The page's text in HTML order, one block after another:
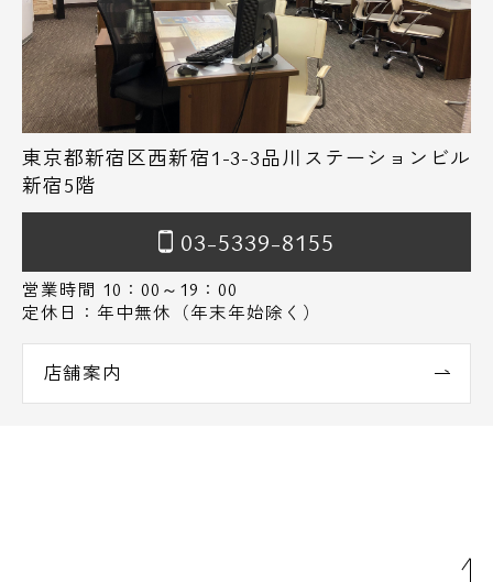
東京都新宿区西新宿1-3-3品川ステーションビル
新宿5階
03-5339-8155
営業時間 10：00～19：00
定休日：年中無休（年末年始除く）
店舗案内